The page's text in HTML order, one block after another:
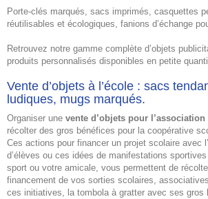
Porte-clés marqués, sacs imprimés, casquettes
réutilisables et écologiques, fanions d’échange
Retrouvez notre gamme complète d’objets
produits personnalisés disponibles en petite
Vente d’objets à l’école : sacs
ludiques, mugs marqués.
Organiser une vente d’objets pour l’association
récolter des gros bénéfices pour la coopérative
Ces actions pour financer un projet scolaire avec
d’élèves ou ces idées de manifestations
sport ou votre amicale, vous permettent de
financement de vos sorties scolaires,
ces initiatives, la tombola à gratter avec ses